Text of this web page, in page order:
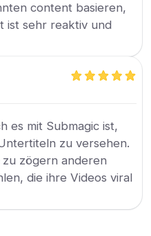
content basieren,
ist sehr reaktiv und
es mit Submagic ist,
zu versehen.
zögern anderen
die ihre Videos viral